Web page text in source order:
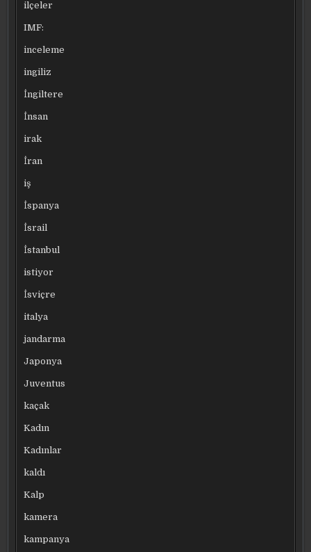
ilçeler
IMF:
inceleme
ingiliz
İngiltere
İnsan
irak
İran
iş
İspanya
İsrail
İstanbul
istiyor
İsviçre
italya
jandarma
Japonya
Juventus
kaçak
Kadın
Kadınlar
kaldı
Kalp
kamera
kampanya